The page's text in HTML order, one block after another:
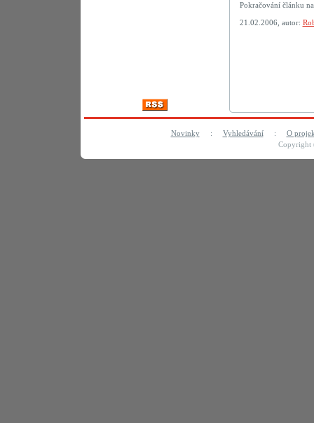
Pokračování článku
21.02.2006, autor:
Novinky: Vyhledávání: O
Copyright